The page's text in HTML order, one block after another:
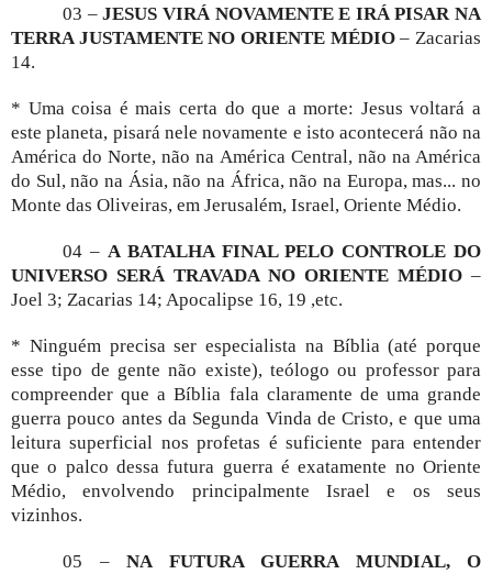
03 –JESUS VIRÁ NOVAMENTE E IRÁ PISAR NA
TERRA JUSTAMENTE NO ORIENTE MÉDIO– Zacarias
14.
* Uma coisa é mais certa do que a morte: Jesus voltará a
este planeta, pisará nele novamente e isto acontecerá não na
América do Norte, não na América Central, não na América
do Sul, não na Ásia, não na África, não na Europa, mas... no
Monte das Oliveiras, em Jerusalém, Israel, Oriente Médio.
04 – A BATALHA FINAL PELO CONTROLE DO
UNIVERSO SERÁ TRAVADA NO ORIENTE MÉDIO –
Joel 3; Zacarias 14; Apocalipse 16, 19 ,etc.
* Ninguém precisa ser especialista na Bíblia (até porque
esse tipo de gente não existe), teólogo ou professor para
compreender que a Bíblia fala claramente de uma grande
guerra pouco antes da Segunda Vinda de Cristo, e que uma
leitura superficial nos profetas é suficiente para entender
que o palco dessa futura guerra é exatamente no Oriente
Médio, envolvendo principalmente Israel e os seus
vizinhos.
05 –NA FUTURA GUERRA MUNDIAL, O